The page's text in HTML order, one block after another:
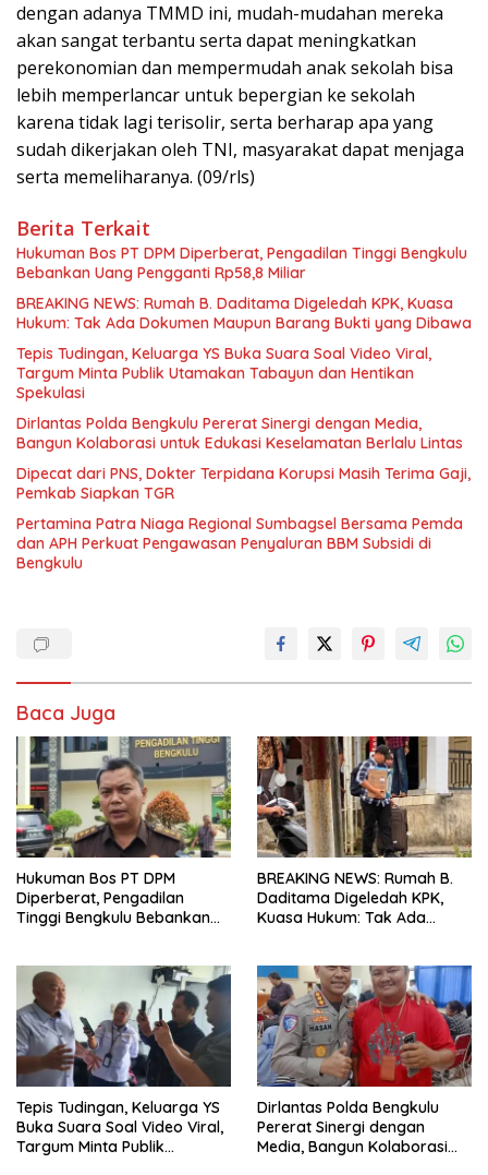
dengan adanya TMMD ini, mudah-mudahan mereka
akan sangat terbantu serta dapat meningkatkan
perekonomian dan mempermudah anak sekolah bisa
lebih memperlancar untuk bepergian ke sekolah
karena tidak lagi terisolir, serta berharap apa yang
sudah dikerjakan oleh TNI, masyarakat dapat menjaga
serta memeliharanya. (09/rls)
Berita Terkait
Hukuman Bos PT DPM Diperberat, Pengadilan Tinggi Bengkulu
Bebankan Uang Pengganti Rp58,8 Miliar
BREAKING NEWS: Rumah B. Daditama Digeledah KPK, Kuasa
Hukum: Tak Ada Dokumen Maupun Barang Bukti yang Dibawa
Tepis Tudingan, Keluarga YS Buka Suara Soal Video Viral,
Targum Minta Publik Utamakan Tabayun dan Hentikan
Spekulasi
Dirlantas Polda Bengkulu Pererat Sinergi dengan Media,
Bangun Kolaborasi untuk Edukasi Keselamatan Berlalu Lintas
Dipecat dari PNS, Dokter Terpidana Korupsi Masih Terima Gaji,
Pemkab Siapkan TGR
Pertamina Patra Niaga Regional Sumbagsel Bersama Pemda
dan APH Perkuat Pengawasan Penyaluran BBM Subsidi di
Bengkulu
Baca Juga
Hukuman Bos PT DPM
Diperberat, Pengadilan
Tinggi Bengkulu Bebankan
BREAKING NEWS: Rumah B.
Daditama Digeledah KPK,
Kuasa Hukum: Tak Ada
Tepis Tudingan, Keluarga YS
Buka Suara Soal Video Viral,
Targum Minta Publik
Dirlantas Polda Bengkulu
Pererat Sinergi dengan
Media, Bangun Kolaborasi